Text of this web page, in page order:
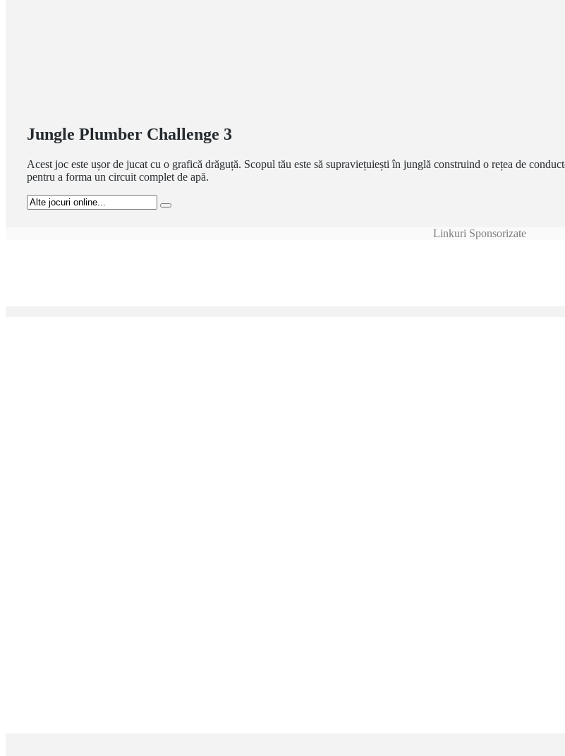
Jungle Plumber Challenge 3
Acest joc este ușor de jucat cu o grafică drăguță. Scopul tău este să supraviețuiești în junglă construind o rețea de
pentru a forma un circuit complet de apă.
Linkuri Sponsorizate